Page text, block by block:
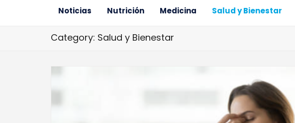
Noticias Nutrición Medicina Salud y Bienestar
Category: Salud y Bienestar